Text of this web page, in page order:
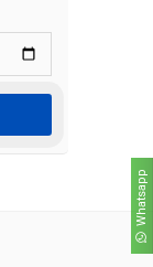
Whatsapp